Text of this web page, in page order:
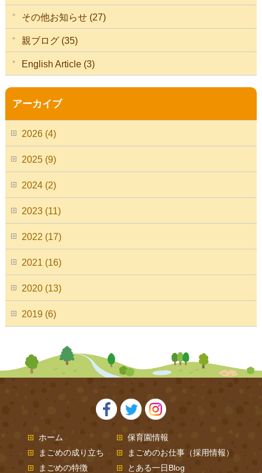
その他お知らせ (27)
親ブログ (35)
English Article (3)
アーカイブ
2026 (4)
2025 (9)
2024 (2)
2023 (11)
2022 (17)
2021 (16)
2020 (13)
2019 (6)
ホーム
まごめの成り立ち
まごめの特徴
保育園情報
まごめのお仕事（採用情報）
とある一日Blog